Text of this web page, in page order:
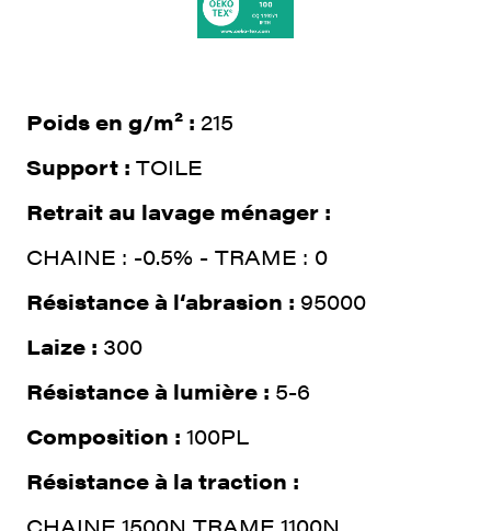
Poids en g/m² : 215
Support : TOILE
Retrait au lavage ménager :
CHAINE : -0.5% - TRAME : 0
Résistance à l‘abrasion : 95000
Laize : 300
Résistance à lumière : 5-6
Composition : 100PL
Résistance à la traction :